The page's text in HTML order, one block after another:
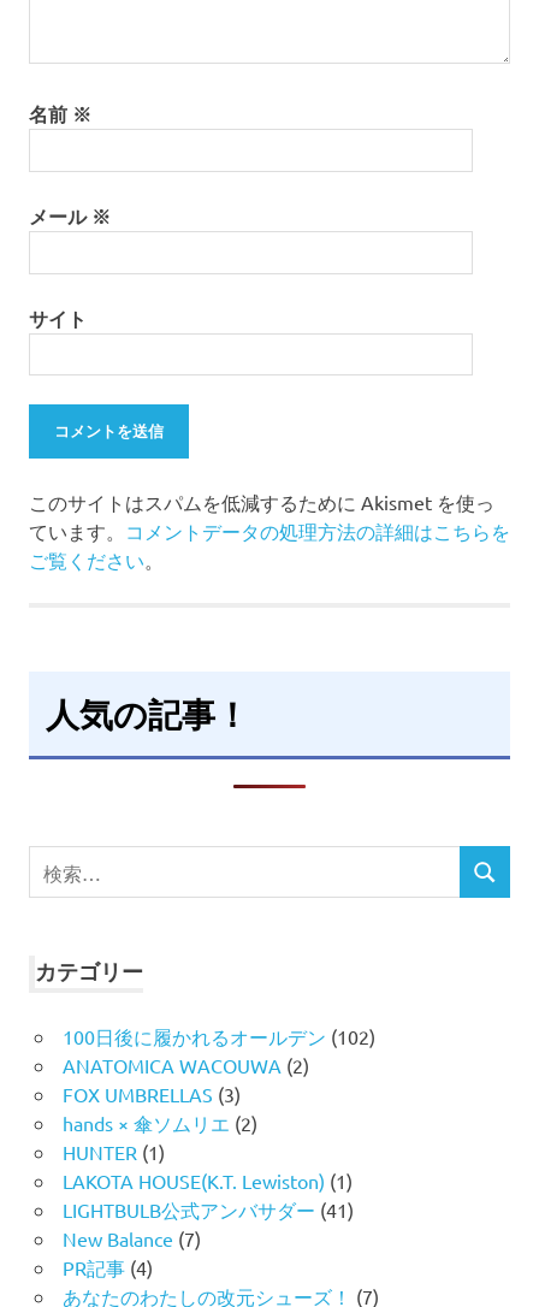
名前 ※
メール ※
サイト
このサイトはスパムを低減するために Akismet を使っ
ています。 コメントデータの処理方法の詳細はこちらを
ご覧ください。
人気の記事！
検
索
検
カテゴリー
100日後に履かれるオールデン (102)
ANATOMICA WACOUWA (2)
FOX UMBRELLAS (3)
hands × 傘ソムリエ (2)
HUNTER (1)
LAKOTA HOUSE(K.T. Lewiston) (1)
LIGHTBULB公式アンバサダー (41)
New Balance (7)
PR記事(4)
あなたのわたしの改元シューズ！ (7)